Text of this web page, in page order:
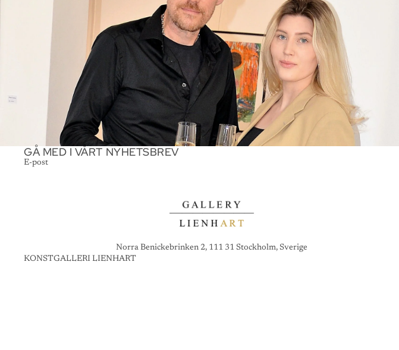
GÅ MED I VÅRT NYHETSBREV
E-post
Norra Benickebrinken 2, 111 31 Stockholm, Sverige
KONSTGALLERI LIENHART